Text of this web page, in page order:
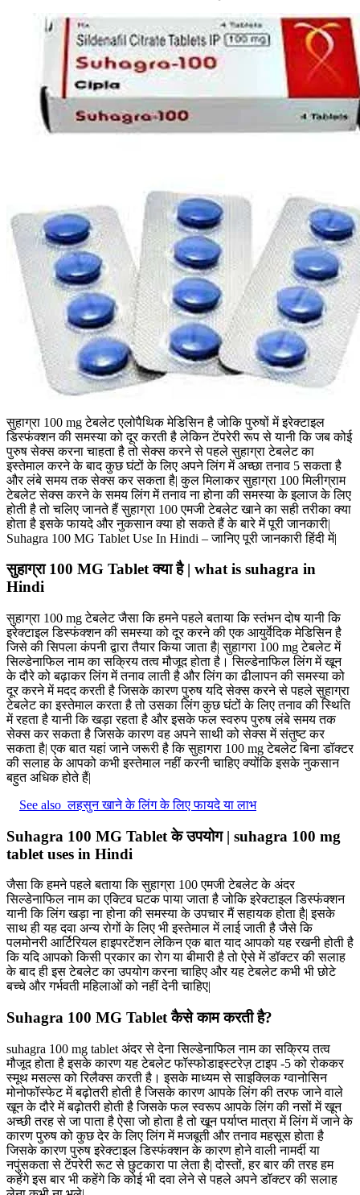
सुहाग्रा 100 mg टेबलेट एलोपैथिक मेडिसिन है जोकि पुरुषों में इरेक्टाइल
डिस्फंक्शन की समस्या को दूर करती है लेकिन टेंपरेरी रूप से यानी कि जब कोई
पुरुष सेक्स करना चाहता है तो सेक्स करने से पहले सुहाग्रा टेबलेट का
इस्तेमाल करने के बाद कुछ घंटों के लिए अपने लिंग में अच्छा तनाव 5 सकता है
और लंबे समय तक सेक्स कर सकता है| कुल मिलाकर सुहाग्रा 100 मिलीग्राम
टेबलेट सेक्स करने के समय लिंग में तनाव ना होना की समस्या के इलाज के लिए
होती है तो चलिए जानते हैं सुहाग्रा 100 एमजी टेबलेट खाने का सही तरीका क्या
होता है इसके फायदे और नुकसान क्या हो सकते हैं के बारे में पूरी जानकारी|
Suhagra 100 MG Tablet Use In Hindi – जानिए पूरी जानकारी हिंदी में|
सुहाग्रा 100 MG Tablet क्या है | what is suhagra in
Hindi
सुहाग्रा 100 mg टेबलेट जैसा कि हमने पहले बताया कि स्तंभन दोष यानी कि
इरेक्टाइल डिस्फंक्शन की समस्या को दूर करने की एक आयुर्वेदिक मेडिसिन है
जिसे की सिपला कंपनी द्वारा तैयार किया जाता है| सुहागरा 100 mg टेबलेट में
सिल्डेनाफिल नाम का सक्रिय तत्व मौजूद होता है। सिल्डेनाफिल लिंग में खून
के दौरे को बढ़ाकर लिंग में तनाव लाती है और लिंग का ढीलापन की समस्या को
दूर करने में मदद करती है जिसके कारण पुरुष यदि सेक्स करने से पहले सुहाग्रा
टेबलेट का इस्तेमाल करता है तो उसका लिंग कुछ घंटों के लिए तनाव की स्थिति
में रहता है यानी कि खड़ा रहता है और इसके फल स्वरुप पुरुष लंबे समय तक
सेक्स कर सकता है जिसके कारण वह अपने साथी को सेक्स में संतुष्ट कर
सकता है| एक बात यहां जाने जरूरी है कि सुहागरा 100 mg टेबलेट बिना डॉक्टर
की सलाह के आपको कभी इस्तेमाल नहीं करनी चाहिए क्योंकि इसके नुकसान
बहुत अधिक होते हैं|
See also लहसुन खाने के लिंग के लिए फायदे या लाभ
Suhagra 100 MG Tablet के उपयोग | suhagra 100 mg
tablet uses in Hindi
जैसा कि हमने पहले बताया कि सुहाग्रा 100 एमजी टेबलेट के अंदर
सिल्डेनाफिल नाम का एक्टिव घटक पाया जाता है जोकि इरेक्टाइल डिस्फंक्शन
यानी कि लिंग खड़ा ना होना की समस्या के उपचार मैं सहायक होता है| इसके
साथ ही यह दवा अन्य रोगों के लिए भी इस्तेमाल में लाई जाती है जैसे कि
पलमोनरी आर्टिरियल हाइपरटेंशन लेकिन एक बात याद आपको यह रखनी होती है
कि यदि आपको किसी प्रकार का रोग या बीमारी है तो ऐसे में डॉक्टर की सलाह
के बाद ही इस टेबलेट का उपयोग करना चाहिए और यह टेबलेट कभी भी छोटे
बच्चे और गर्भवती महिलाओं को नहीं देनी चाहिए|
Suhagra 100 MG Tablet कैसे काम करती है?
suhagra 100 mg tablet अंदर से देना सिल्डेनाफिल नाम का सक्रिय तत्व
मौजूद होता है इसके कारण यह टेबलेट फॉस्फोडाइस्टरेज़ टाइप -5 को रोककर
स्मूथ मसल्स को रिलैक्स करती है। इसके माध्यम से साइक्लिक ग्वानोसिन
मोनोफॉस्फेट में बढ़ोतरी होती है जिसके कारण आपके लिंग की तरफ जाने वाले
खून के दौरे में बढ़ोतरी होती है जिसके फल स्वरूप आपके लिंग की नसों में खून
अच्छी तरह से जा पाता है ऐसा जो होता है तो खून पर्याप्त मात्रा में लिंग में जाने के
कारण पुरुष को कुछ देर के लिए लिंग में मजबूती और तनाव महसूस होता है
जिसके कारण पुरुष इरेक्टाइल डिस्फंक्शन के कारण होने वाली नामर्दी या
नपुंसकता से टेंपरेरी रूट से छुटकारा पा लेता है| दोस्तों, हर बार की तरह हम
कहेंगे इस बार भी कहेंगे कि कोई भी दवा लेने से पहले अपने डॉक्टर की सलाह